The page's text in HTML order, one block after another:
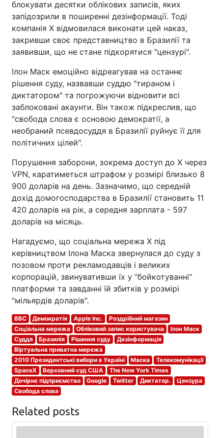
блокувати десятки облікових записів, яких
запідозрили в поширенні дезінформації. Тоді
компанія X відмовилася виконати цей наказ,
закривши своє представництво в Бразилії та
заявивши, що не стане підкорятися "цензурі".
Ілон Маск емоційно відреагував на останнє
рішення суду, назвавши суддю "тираном і
диктатором" та погрожуючи відновити всі
заблоковані акаунти. Він також підкреслив, що
"свобода слова є основою демократії, а
необраний псевдосуддя в Бразилії руйнує її для
політичних цілей".
Порушення заборони, зокрема доступ до X через
VPN, каратиметься штрафом у розмірі близько 8
900 доларів на день. Зазначимо, що середній
дохід домогосподарства в Бразилії становить 11
420 доларів на рік, а середня зарплата - 597
доларів на місяць.
Нагадуємо, що соціальна мережа X під
керівництвом Ілона Маска звернулася до суду з
позовом проти рекламодавців і великих
корпорацій, звинувативши їх у "бойкотуванні"
платформи та завданні їй збитків у розмірі
"мільярдів доларів".
BBC Демократія Apple Inc.
Роздрібний магазин
Соціальна мережа
Обліковий запис користувача
Ілон Маск
Суддя
Бразилія Рішення суду
Дезінформація
Віртуальна приватна мережа
2010 Президентські вибори в Україні
Маска
Телекомунікації
SpaceX
Верховний суд США
The New York Times
Дочірнє підприємство
Google Twitter Диктатор.
Цензура
Свобода слова
Related posts